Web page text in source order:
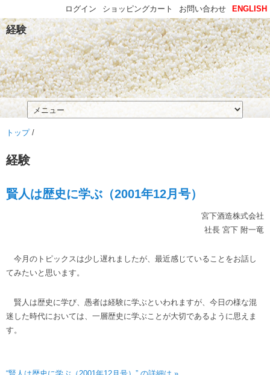
経験
トップ/
経験
賢人は歴史に学ぶ（2001年12月号）
宮下酒造株式会社
社長 宮下 附一竜
今月のトピックスは少し遅れましたが、最近感じていることをお話し
てみたいと思います。
賢人は歴史に学び、愚者は経験に学ぶといわれますが、今日の様な混
迷した時代においては、一層歴史に学ぶことが大切であるように思えま
す。
ENGLISH
お問い合わせ
ショッピングカート
ログイン